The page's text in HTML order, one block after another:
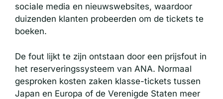
sociale media en nieuwswebsites, waardoor
duizenden klanten probeerden om de tickets te
boeken.
De fout lijkt te zijn ontstaan door een prijsfout in
het reserveringssysteem van ANA. Normaal
gesproken kosten zaken klasse-tickets tussen
Japan en Europa of de Verenigde Staten meer